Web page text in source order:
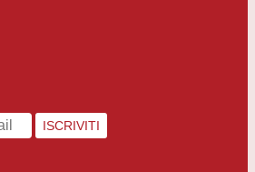
ISCRIVITI